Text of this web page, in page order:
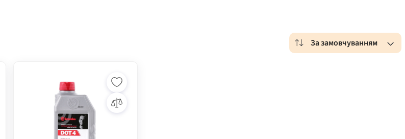
За замовчуванням